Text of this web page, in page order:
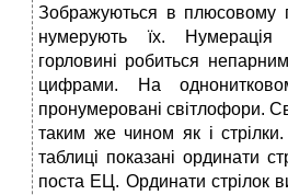
Зображуються в плюсовому
нумерують їх. Нумерація
горловині робиться
цифрами. На
пронумеровані світлофори.
таким же чином як і
таблиці показані ординати
поста ЕЦ. Ординати стрілок